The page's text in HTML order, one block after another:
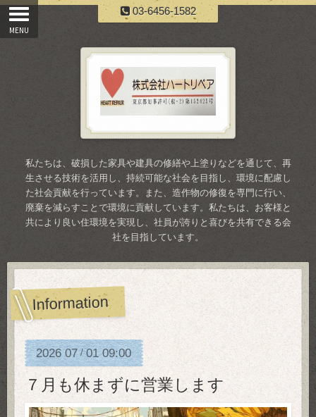
03-6456-1582
私たちは、破損した家具や建具の修繕や上塗りなどを通じて、再
生させる技術を活用し、持続可能な社会を目指し、環境に配慮し
た社会貢献を行っています。また、造作物の修復を専門に行い、
廃棄を減らすことで環境に貢献しています。私たちは、お客様と
共により良い住環境を実現し、社員が誇りと喜びを共有できる会
社を目指しています。
Information
2026 07/01 09:00
７月も休まずに営業します